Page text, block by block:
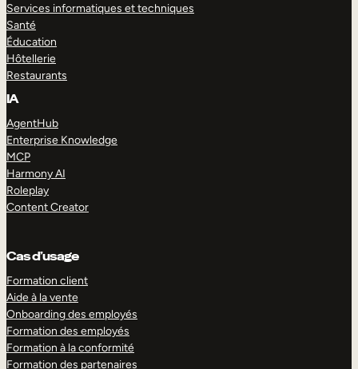
Services informatiques et techniques
Santé
Éducation
Hôtellerie
Restaurants
IA
AgentHub
Enterprise Knowledge
MCP
Harmony AI
Roleplay
Content Creator
Cas d’usage
Formation client
Aide à la vente
Onboarding des employés
Formation des employés
Formation à la conformité
Formation des partenaires